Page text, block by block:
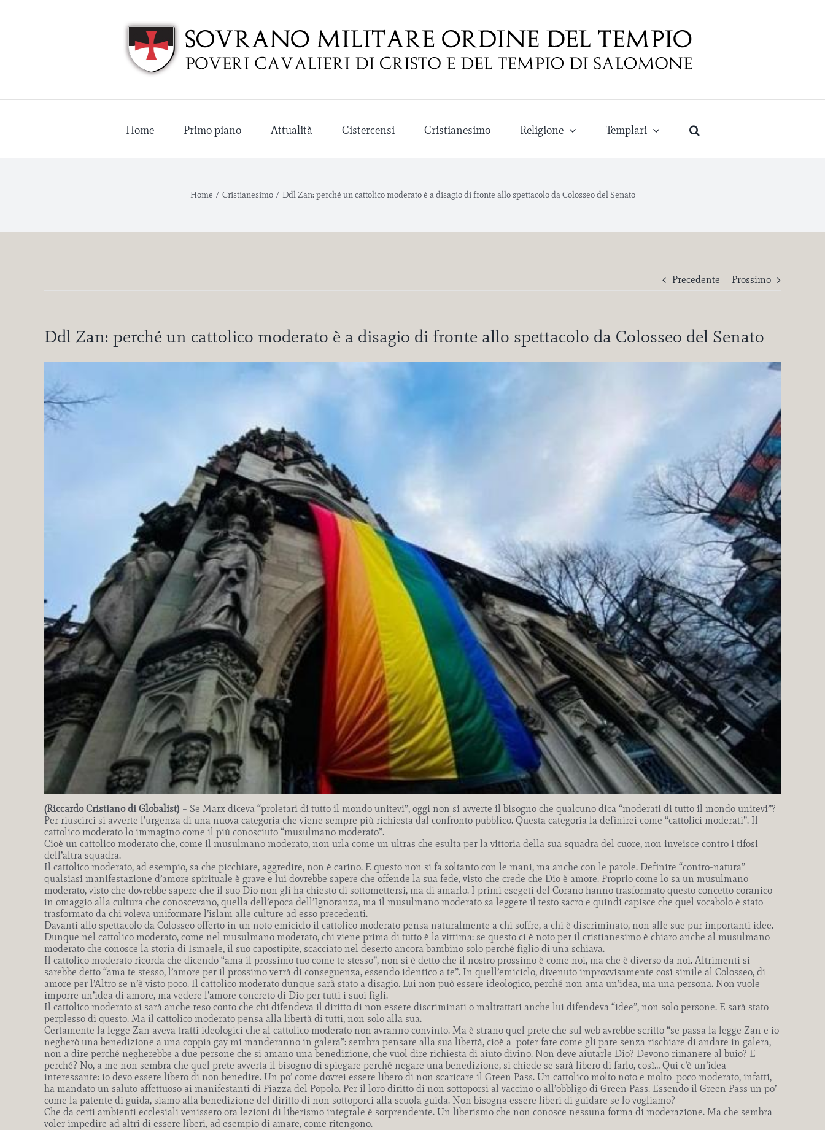
Home Primo piano Attualità Cistercensi Cristianesimo Religione Templari
Home / Cristianesimo / Ddl Zan: perché un cattolico moderato è a disagio di fronte allo spettacolo da Colosseo del Senato
Precedente Prossimo
Ddl Zan: perché un cattolico moderato è a disagio di fronte allo spettacolo da Colosseo del Senato
(Riccardo Cristiano di Globalist) – Se Marx diceva “proletari di tutto il mondo unitevi”, oggi non si avverte il bisogno che qualcuno dica “moderati di tutto il mondo unitevi”?
Per riuscirci si avverte l’urgenza di una nuova categoria che viene sempre più richiesta dal confronto pubblico. Questa categoria la definirei come “cattolici moderati”. Il
cattolico moderato lo immagino come il più conosciuto “musulmano moderato”.
Cioè un cattolico moderato che, come il musulmano moderato, non urla come un ultras che esulta per la vittoria della sua squadra del cuore, non inveisce contro i tifosi
dell’altra squadra.
Il cattolico moderato, ad esempio, sa che picchiare, aggredire, non è carino. E questo non si fa soltanto con le mani, ma anche con le parole. Definire “contro-natura”
qualsiasi manifestazione d’amore spirituale è grave e lui dovrebbe sapere che offende la sua fede, visto che crede che Dio è amore. Proprio come lo sa un musulmano
moderato, visto che dovrebbe sapere che il suo Dio non gli ha chiesto di sottomettersi, ma di amarlo. I primi esegeti del Corano hanno trasformato questo concetto coranico
in omaggio alla cultura che conoscevano, quella dell’epoca dell’Ignoranza, ma il musulmano moderato sa leggere il testo sacro e quindi capisce che quel vocabolo è stato
trasformato da chi voleva uniformare l’islam alle culture ad esso precedenti.
Davanti allo spettacolo da Colosseo offerto in un noto emiciclo il cattolico moderato pensa naturalmente a chi soffre, a chi è discriminato, non alle sue pur importanti idee.
Dunque nel cattolico moderato, come nel musulmano moderato, chi viene prima di tutto è la vittima: se questo ci è noto per il cristianesimo è chiaro anche al musulmano
moderato che conosce la storia di Ismaele, il suo capostipite, scacciato nel deserto ancora bambino solo perché figlio di una schiava.
Il cattolico moderato ricorda che dicendo “ama il prossimo tuo come te stesso”, non si è detto che il nostro prossimo è come noi, ma che è diverso da noi. Altrimenti si
sarebbe detto “ama te stesso, l’amore per il prossimo verrà di conseguenza, essendo identico a te”. In quell’emiciclo, divenuto improvvisamente così simile al Colosseo, di
amore per l’Altro se n’è visto poco. Il cattolico moderato dunque sarà stato a disagio. Lui non può essere ideologico, perché non ama un’idea, ma una persona. Non vuole
imporre un’idea di amore, ma vedere l’amore concreto di Dio per tutti i suoi figli.
Il cattolico moderato si sarà anche reso conto che chi difendeva il diritto di non essere discriminati o maltrattati anche lui difendeva “idee”, non solo persone. E sarà stato
perplesso di questo. Ma il cattolico moderato pensa alla libertà di tutti, non solo alla sua.
Certamente la legge Zan aveva tratti ideologici che al cattolico moderato non avranno convinto. Ma è strano quel prete che sul web avrebbe scritto “se passa la legge Zan e io
negherò una benedizione a una coppia gay mi manderanno in galera”: sembra pensare alla sua libertà, cioè a poter fare come gli pare senza rischiare di andare in galera,
non a dire perché negherebbe a due persone che si amano una benedizione, che vuol dire richiesta di aiuto divino. Non deve aiutarle Dio? Devono rimanere al buio? E
perché? No, a me non sembra che quel prete avverta il bisogno di spiegare perché negare una benedizione, si chiede se sarà libero di farlo, così… Qui c’è un’idea
interessante: io devo essere libero di non benedire. Un po’ come dovrei essere libero di non scaricare il Green Pass. Un cattolico molto noto e molto poco moderato, infatti,
ha mandato un saluto affettuoso ai manifestanti di Piazza del Popolo. Per il loro diritto di non sottoporsi al vaccino o all’obbligo di Green Pass. Essendo il Green Pass un po’
come la patente di guida, siamo alla benedizione del diritto di non sottoporci alla scuola guida. Non bisogna essere liberi di guidare se lo vogliamo?
Che da certi ambienti ecclesiali venissero ora lezioni di liberismo integrale è sorprendente. Un liberismo che non conosce nessuna forma di moderazione. Ma che sembra
voler impedire ad altri di essere liberi, ad esempio di amare, come ritengono.